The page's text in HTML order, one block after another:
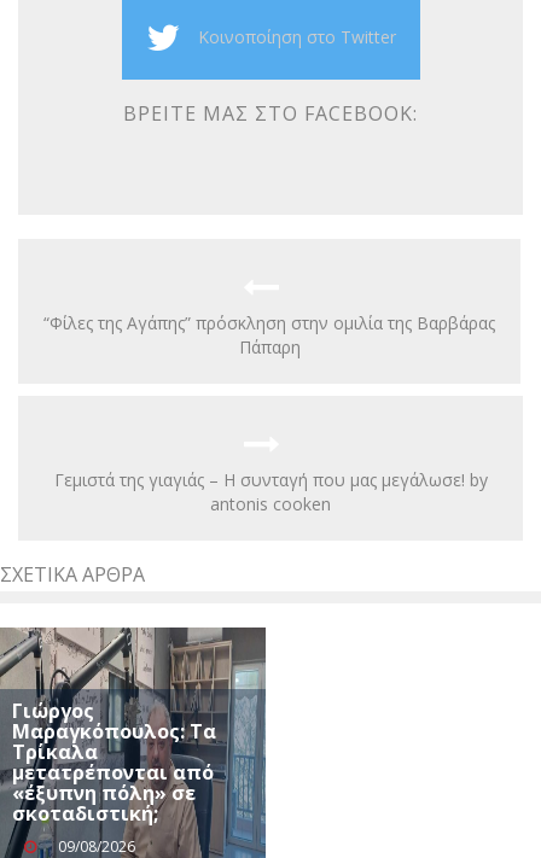
Κοινοποίηση στο Twitter
ΒΡΕΊΤΕ ΜΑΣ ΣΤΟ FACEBOOK:
“Φίλες της Αγάπης” πρόσκληση στην ομιλία της Βαρβάρας
Πάπαρη
Γεμιστά της γιαγιάς – Η συνταγή που μας μεγάλωσε! by
antonis cooken
ΣΧΕΤΙΚΆ ΆΡΘΡΑ
Γιώργος
Μαραγκόπουλος: Τα
Τρίκαλα
μετατρέπονται από
«έξυπνη πόλη» σε
σκοταδιστική;
09/08/2026